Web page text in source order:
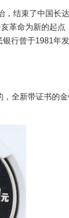
，结束了中国长
革命为新的起点
行曾于1981年
，全新带证书的